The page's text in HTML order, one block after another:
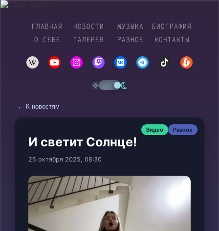
ГЛАВНАЯ НОВОСТИ МУЗЫКА
БИОГРАФИЯ
О СЕБЕ
ГАЛЕРЕЯ РАЗНОЕ КОНТАКТЫ
← К новостям
Видео Разное
И светит Солнце!
25 октября 2025, 08:30